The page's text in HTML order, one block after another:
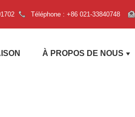
Téléphone : +86 021-33840748
À PROPOS DE NOUS